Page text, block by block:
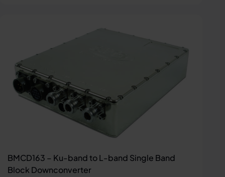
BMCD163 – Ku-band to L-band Single Band
Block Downconverter